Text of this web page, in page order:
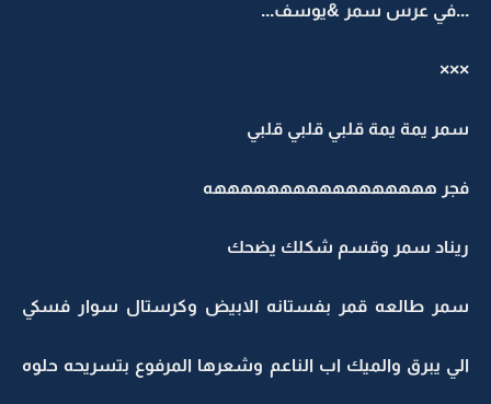
...في عرس سمر &يوسف...
×××
سمر يمة يمة قلبي قلبي قلبي
فجر هههههههههههههههههه
ريناد سمر وقسم شكلك يضحك
سمر طالعه قمر بفستانه الابيض وكرستال سوار فسكي
الي يبرق والميك اب الناعم وشعرها المرفوع بتسريحه حلوه